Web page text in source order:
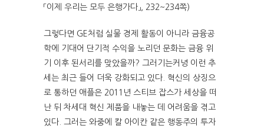
「이제 우리는 모두 은행가다」, 232~234쪽)
그렇다면 GE처럼 실물 경제 활동이 아니라 금융공
학에 기대어 단기적 수익을 노리던 문화는 금융 위
기 이후 된서리를 맞았을까? 그러기는커녕 이런 추
세는 최근 들어 더욱 강화되고 있다. 혁신의 상징으
로 통하던 애플은 2011년 스티브 잡스가 세상을 떠
난 뒤 차세대 혁신 제품을 내놓는 데 어려움을 겪고
있다. 그러는 와중에 칼 아이칸 같은 행동주의 투자